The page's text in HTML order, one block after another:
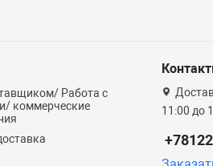
Работа с
коммерческие
11:00 до